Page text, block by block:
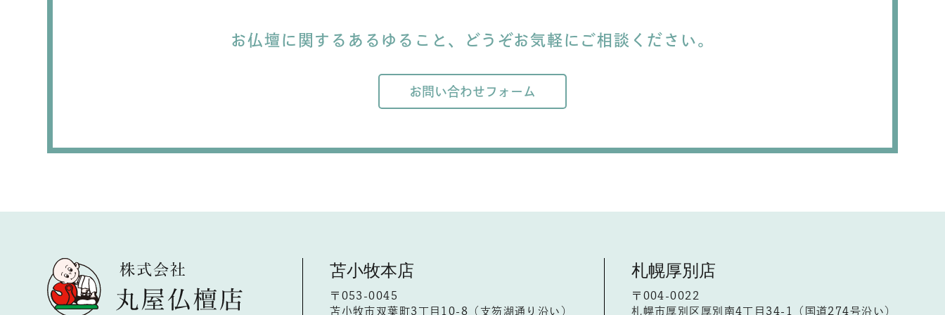
お仏壇に関するあるゆること、 どうぞお気軽にご相談ください。
お問い合わせフォーム
苫小牧本店
〒053-0045
苫小牧市双葉町3丁目10-8（支笏湖通り沿い）
札幌厚別店
〒004-0022
札幌市厚別区厚別南4丁目34-1（国道274号沿い）